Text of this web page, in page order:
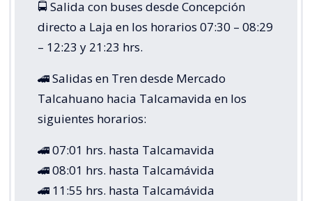
🚍 Salida con buses desde Concepción
directo a Laja en los horarios 07:30 – 08:29
– 12:23 y 21:23 hrs.
🚄 Salidas en Tren desde Mercado
Talcahuano hacia Talcamavida en los
siguientes horarios:
🚄 07:01 hrs. hasta Talcamavida
🚄 08:01 hrs. hasta Talcamávida
🚄 11:55 hrs. hasta Talcamávida